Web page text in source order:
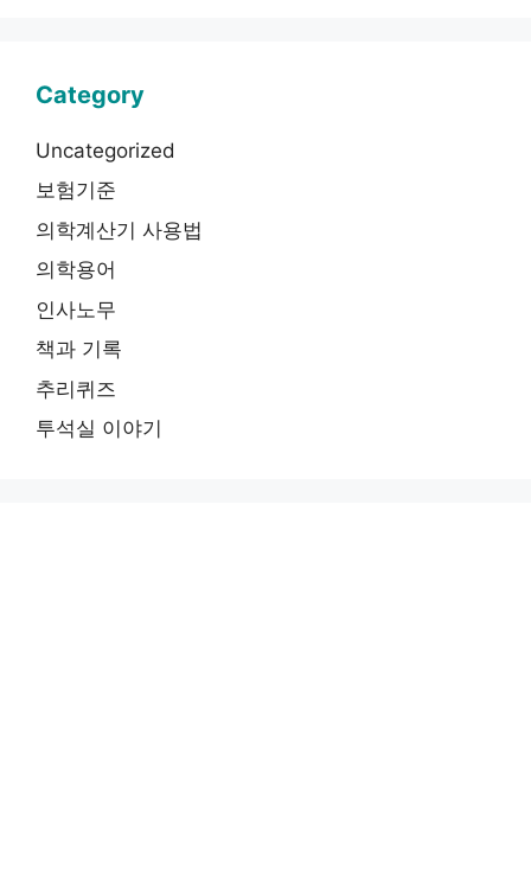
Category
Uncategorized
보험기준
의학계산기 사용법
의학용어
인사노무
책과 기록
추리퀴즈
투석실 이야기